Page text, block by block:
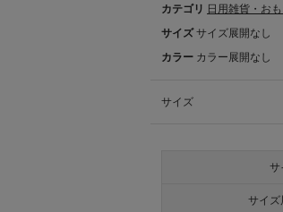
カテゴリ 日用雑貨・お
サイズ サイズ展開なし
カラー カラー展開なし
サイズ
サ
サイズ